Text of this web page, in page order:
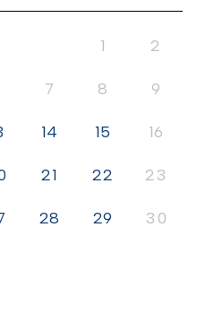
1 2
7 8 9
14 15 16
21 22 23
28 29 30